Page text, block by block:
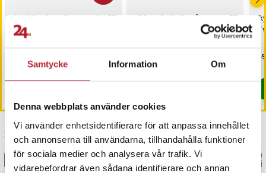
Samtycke Information Om
Denna webbplats använder cookies
Vi använder enhetsidentifierare för att anpassa innehållet
och annonserna till användarna, tillhandahålla funktioner
för sociala medier och analysera vår trafik. Vi
vidarebefordrar även sådana identifierare och annan
Elastiska skosnören med
dragsko, 110 cm - Svart
Nuvarande pris
49 krTidigare pris
I lager, levereras inom 1-2 vardagar
Vikbart fotbollsmål
Pris
309 kr
I lager, levereras inom 1-2 vardagar
i
Senast besökta
BÄSTSÄLJARE